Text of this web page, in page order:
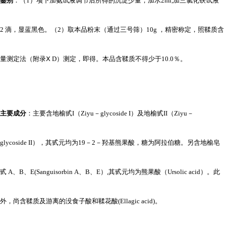
2 滴，显蓝黑色。 （2）取本品粉末（通过三号筛）10g ，精密称定，照鞣质含
量测定法（附录Ⅹ D）测定，即得。本品含鞣质不得少于10.0％。
主要成分：主要含地榆甙I（Ziyu－glycoside I）及地榆甙II（Ziyu－
glycoside II），其甙元均为19－2－羟基熊果酸，糖为阿拉伯糖。另含地榆皂
甙 A、B、E(Sanguisorbin A、B、E）,其甙元均为熊果酸（Ursolic acid）。此
外，尚含鞣质及游离的没食子酸和鞣花酸(Ellagic acid)。